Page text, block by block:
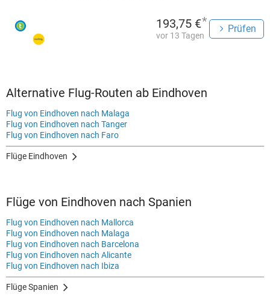
193,75 €*
vor 13 Tagen
Prüfen
Alternative Flug-Routen ab Eindhoven
Flug von Eindhoven nach Malaga
Flug von Eindhoven nach Tanger
Flug von Eindhoven nach Faro
Flüge Eindhoven
Flüge von Eindhoven nach Spanien
Flug von Eindhoven nach Mallorca
Flug von Eindhoven nach Malaga
Flug von Eindhoven nach Barcelona
Flug von Eindhoven nach Alicante
Flug von Eindhoven nach Ibiza
Flüge Spanien